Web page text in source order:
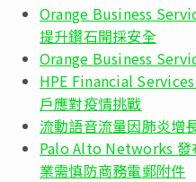
Orange Business
提升鑽石開採安全
Orange Business
HPE Financial
戶應對疫情挑戰
流動語音流量因肺炎增
Palo Alto Networks 發
業需慎防商務電郵附件